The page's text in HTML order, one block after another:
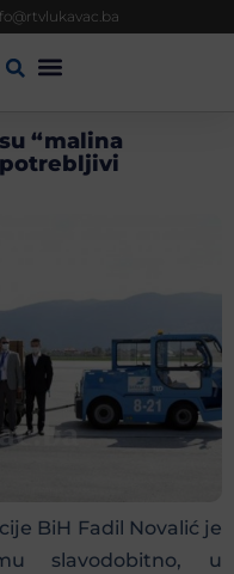
“malina
BiH Fadil Novalić je
slavodobitno, u